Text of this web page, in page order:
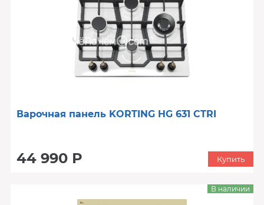
Варочная панель KORTING HG 631 CTRI
44 990 Р Купить
В наличии